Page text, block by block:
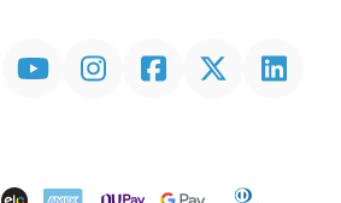
InstagramFacebookTwitter Linkedin
ELO AMEX NuPay Google PayDiners Club